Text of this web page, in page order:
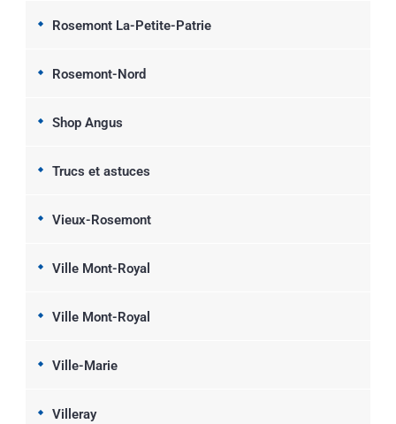
Rosemont La-Petite-Patrie
Rosemont-Nord
Shop Angus
Trucs et astuces
Vieux-Rosemont
Ville Mont-Royal
Ville Mont-Royal
Ville-Marie
Villeray